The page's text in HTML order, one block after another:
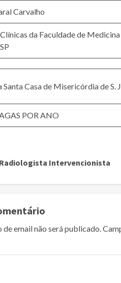
Carvalho
da Faculdade de
Santa Casa de Misericórdia de S.
POR ANO
Intervencionista
de email não será publicado.